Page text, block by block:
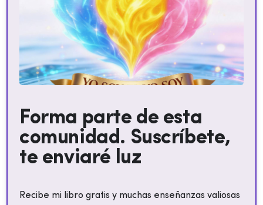
Forma parte de esta
comunidad. Suscríbete,
te enviaré luz
Recibe mi libro gratis y muchas enseñanzas valiosas